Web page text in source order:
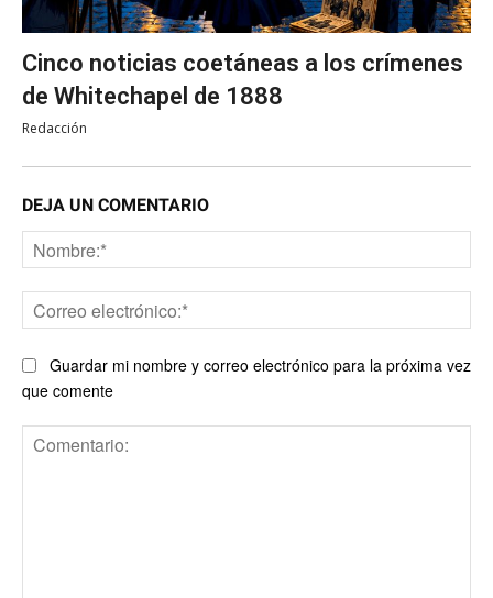
Cinco noticias coetáneas a los crímenes
de Whitechapel de 1888
Redacción
DEJA UN COMENTARIO
Guardar mi nombre y correo electrónico para la próxima vez
que comente